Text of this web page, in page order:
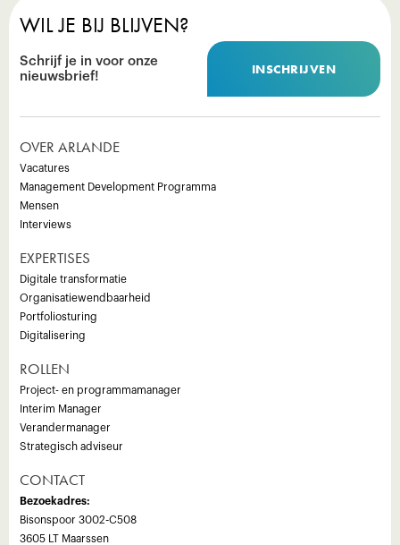
WIL JE BIJ BLIJVEN?
Schrijf je in voor onze
nieuwsbrief!
INSCHRIJVEN
OVER ARLANDE
Vacatures
Management Development Programma
Mensen
Interviews
EXPERTISES
Digitale transformatie
Organisatiewendbaarheid
Portfoliosturing
Digitalisering
ROLLEN
Project- en programmamanager
Interim Manager
Verandermanager
Strategisch adviseur
CONTACT
Bezoekadres:
Bisonspoor 3002-C508
3605 LT Maarssen